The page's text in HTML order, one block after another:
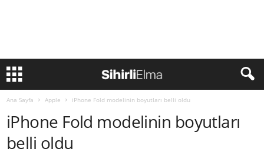
Ana Sayfa Apple iPhone Fold modelinin boyutları belli oldu
iPhone Fold modelinin boyutları
belli oldu